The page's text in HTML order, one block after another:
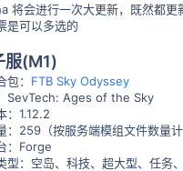
将会进行一次大更新，既然都更
是可以多选的
服(M1)
包： FTB Sky Odyssey
SevTech: Ages of the Sky
：1.12.2
：259（按服务端模组文件数量计
：Forge
型：空岛、科技、超大型、任务